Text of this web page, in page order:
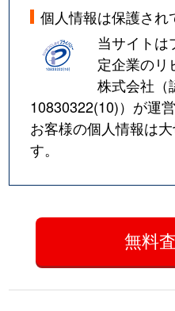
個人情報は保護され
当サイトは
定企業のリ
株式会社（
10830322(10)）が運
お客様の個人情報は
す。